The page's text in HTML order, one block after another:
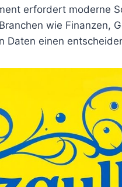
erfordert moderne
wie Finanzen,
Daten einen